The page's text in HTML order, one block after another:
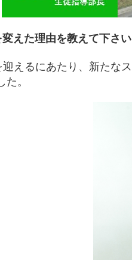
えた理由を教えて下さい
迎えるにあたり、新たな
た。